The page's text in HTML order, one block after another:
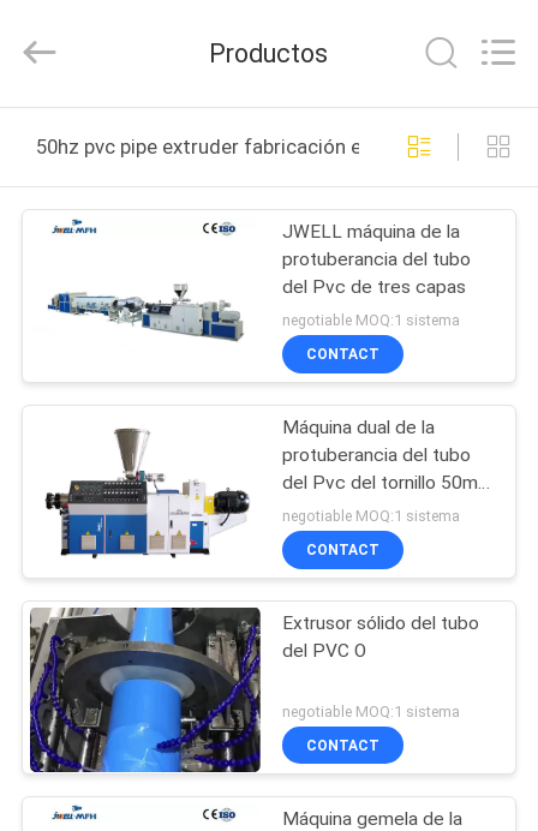
PRODUCTOS
SOBRE
NOSOTROS
VIAJE
FÁBRICA
CONTROL
DE
CALIDAD
ÉNTRENOS
EN
DYUN
ENVIRONMENTAL
All
Reserved.
Productos
50hz pvc pipe extruder fabricación en línea
JWELL máquina de la
protuberancia del tubo
del Pvc de tres capas
negotiable MOQ:1 sistema
CONTACT
Máquina dual de la
protuberancia del tubo
del Pvc del tornillo 50m
m
negotiable MOQ:1 sistema
CONTACT
Extrusor sólido del tubo
del PVC O
negotiable MOQ:1 sistema
CONTACT
Máquina gemela de la